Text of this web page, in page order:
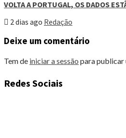
VOLTA A PORTUGAL, OS DADOS
2 dias ago Redação
Deixe um comentário
Tem de iniciar a sessão para publicar
Redes Sociais